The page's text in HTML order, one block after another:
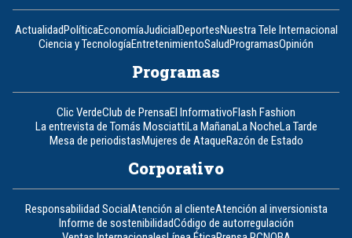
ActualidadPolíticaEconomíaJudicialDeportesNuestra Tele Internacional
Ciencia y TecnologíaEntretenimientoSaludProgramasOpinión
Programas
Clic VerdeClub de PrensaEl InformativoFlash Fashion
La entrevista de Tomás MosciattiLa MañanaLa NocheLa Tarde
Mesa de periodistasMujeres de AtaqueRazón de Estado
Corporativo
Responsabilidad SocialAtención al clienteAtención al inversionista
Informe de sostenibilidadCódigo de autorregulación